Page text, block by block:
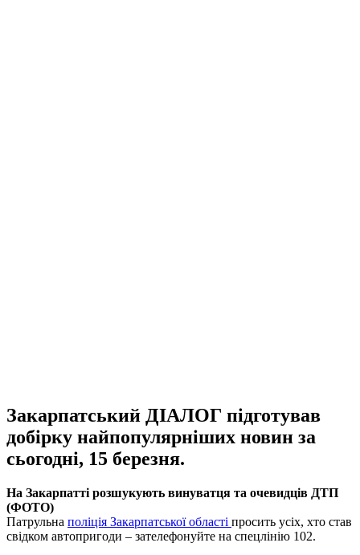
Закарпатський ДІАЛОГ підготував
добірку найпопулярніших новин за
сьогодні, 15 березня.
На Закарпатті розшукують винуватця та очевидців ДТП
(ФОТО)
Патрульна поліція Закарпатської області просить усіх, хто став
свідком автопригоди – зателефонуйте на спецлінію 102.